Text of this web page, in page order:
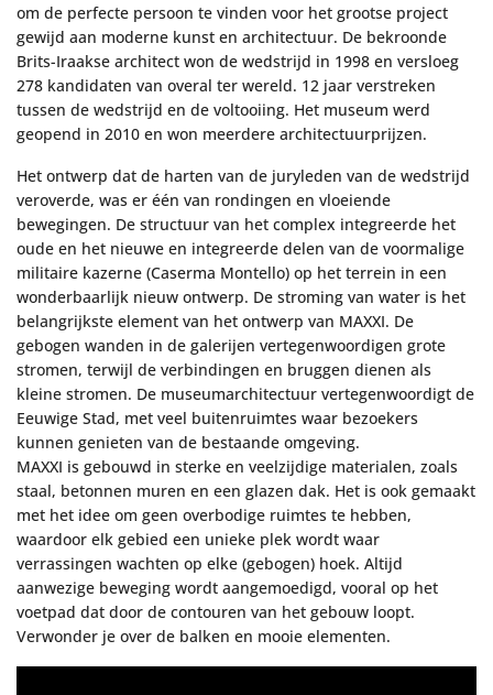
om de perfecte persoon te vinden voor het grootse project
gewijd aan moderne kunst en architectuur. De bekroonde
Brits-Iraakse architect won de wedstrijd in 1998 en versloeg
278 kandidaten van overal ter wereld. 12 jaar verstreken
tussen de wedstrijd en de voltooiing. Het museum werd
geopend in 2010 en won meerdere architectuurprijzen.
Het ontwerp dat de harten van de juryleden van de wedstrijd
veroverde, was er één van rondingen en vloeiende
bewegingen. De structuur van het complex integreerde het
oude en het nieuwe en integreerde delen van de voormalige
militaire kazerne (Caserma Montello) op het terrein in een
wonderbaarlijk nieuw ontwerp. De stroming van water is het
belangrijkste element van het ontwerp van MAXXI. De
gebogen wanden in de galerijen vertegenwoordigen grote
stromen, terwijl de verbindingen en bruggen dienen als
kleine stromen. De museumarchitectuur vertegenwoordigt de
Eeuwige Stad, met veel buitenruimtes waar bezoekers
kunnen genieten van de bestaande omgeving.
MAXXI is gebouwd in sterke en veelzijdige materialen, zoals
staal, betonnen muren en een glazen dak. Het is ook gemaakt
met het idee om geen overbodige ruimtes te hebben,
waardoor elk gebied een unieke plek wordt waar
verrassingen wachten op elke (gebogen) hoek. Altijd
aanwezige beweging wordt aangemoedigd, vooral op het
voetpad dat door de contouren van het gebouw loopt.
Verwonder je over de balken en mooie elementen.